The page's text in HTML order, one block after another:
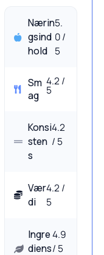
Nærin
gsind
hold
5.
0 /
5
Sm
ag
4.2 /
5
Konsi
sten
s
4.2
/ 5
Vær
di
4.2 /
5
Ingre
diens
4.9
/ 5